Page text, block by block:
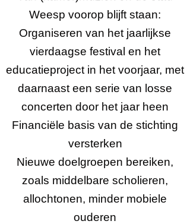
Weesp voorop blijft staan:
Organiseren van het jaarlijkse
vierdaagse festival en het
educatieproject in het voorjaar, met
daarnaast een serie van losse
concerten door het jaar heen
Financiële basis van de stichting
versterken
Nieuwe doelgroepen bereiken,
zoals middelbare scholieren,
allochtonen, minder mobiele
ouderen